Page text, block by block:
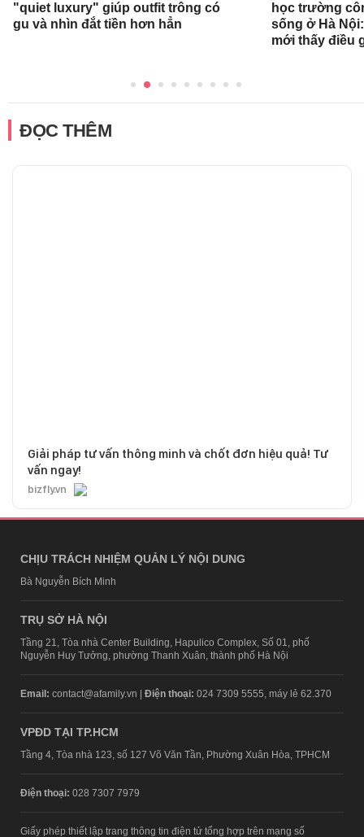
"quiet luxury" giúp outfit trông có
gu và nhìn đắt tiền hơn hẳn
học trường
sống ở Hà
mới thấy điều
ĐỌC THÊM
Giải pháp tư vấn thông minh và chốt đơn hiệu quả! Tư
vấn ngay!
bizfly.vn
CHỊU TRÁCH NHIỆM QUẢN LÝ NỘI DUNG
Bà Nguyễn Bích Minh
TRỤ SỞ HÀ NỘI
Tầng 21, Tòa nhà Center Building, Hapulico Complex, Số 01, phố
Nguyễn Huy Tưởng, phường Thanh Xuân, thành phố Hà Nội
Email: contact@afamily.vn | Điện thoại: 024 7309 5555, máy lẻ 62.370
VPĐD TẠI TP.HCM
Tầng 4, Tòa nhà 123, số 127 Võ Văn Tần, Phường Xuân Hòa, TPHCM
Điện thoại: 028 7307 7979
Giấy phép thiết lập trang thông tin điện tử tổng hợp trên mạng số